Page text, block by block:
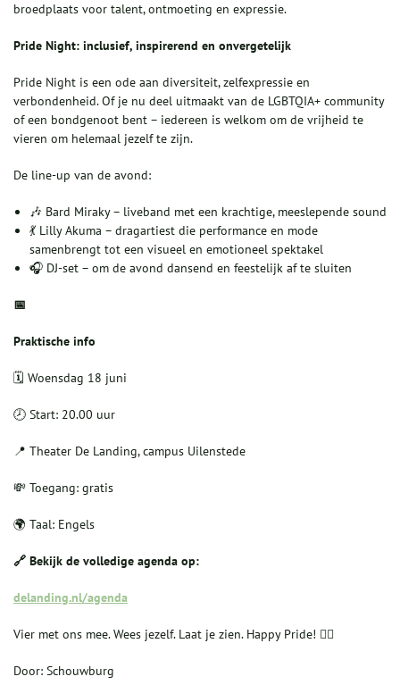
broedplaats voor talent, ontmoeting en expressie.
Pride Night: inclusief, inspirerend en onvergetelijk
Pride Night is een ode aan diversiteit, zelfexpressie en
verbondenheid. Of je nu deel uitmaakt van de LGBTQIA+ community
of een bondgenoot bent – iedereen is welkom om de vrijheid te
vieren om helemaal jezelf te zijn.
De line-up van de avond:
🎶 Bard Miraky – liveband met een krachtige, meeslepende sound
💃 Lilly Akuma – dragartiest die performance en mode
samenbrengt tot een visueel en emotioneel spektakel
🎧 DJ-set – om de avond dansend en feestelijk af te sluiten
📅
Praktische info
🗓️ Woensdag 18 juni
🕗 Start: 20.00 uur
📍 Theater De Landing, campus Uilenstede
💸 Toegang: gratis
🌍 Taal: Engels
🔗 Bekijk de volledige agenda op:
delanding.nl/agenda
Vier met ons mee. Wees jezelf. Laat je zien. Happy Pride! 🏳️‍🌈
Door: Schouwburg